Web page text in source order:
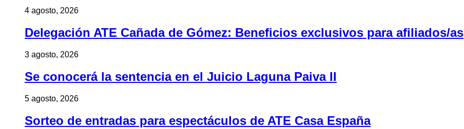
4 agosto, 2026
Delegación ATE Cañada de Gómez: Beneficios exclusivos para afiliados/as
3 agosto, 2026
Se conocerá la sentencia en el Juicio Laguna Paiva II
5 agosto, 2026
Sorteo de entradas para espectáculos de ATE Casa España